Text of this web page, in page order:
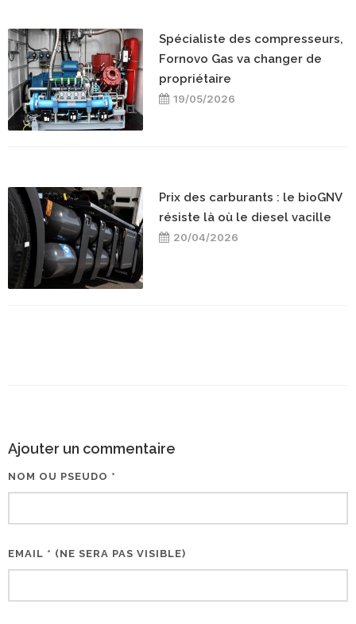
Spécialiste des compresseurs,
Fornovo Gas va changer de
propriétaire
19/05/2026
Prix des carburants : le bioGNV
résiste là où le diesel vacille
20/04/2026
Ajouter un commentaire
NOM OU PSEUDO *
EMAIL * (NE SERA PAS VISIBLE)